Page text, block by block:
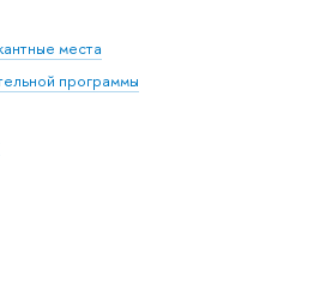
места
программы